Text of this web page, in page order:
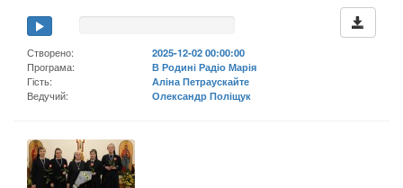
Створено:
2025-12-02 00:00:00
Програма:
В Родині Радіо Марія
Гість:
Аліна Петраускайте
Ведучий:
Олександр Поліщук